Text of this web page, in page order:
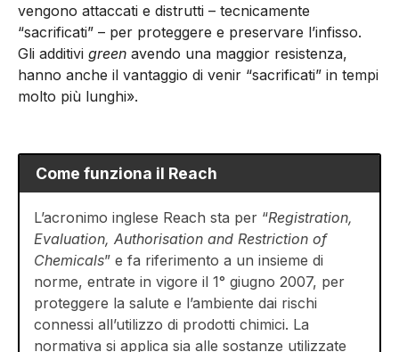
vengono attaccati e distrutti – tecnicamente
“sacrificati” – per proteggere e preservare l’infisso.
Gli additivi green avendo una maggior resistenza,
hanno anche il vantaggio di venir “sacrificati” in tempi
molto più lunghi».
Come funziona il Reach
L’acronimo inglese Reach sta per “Registration,
Evaluation, Authorisation and Restriction of
Chemicals” e fa riferimento a un insieme di
norme, entrate in vigore il 1° giugno 2007, per
proteggere la salute e l’ambiente dai rischi
connessi all’utilizzo di prodotti chimici. La
normativa si applica sia alle sostanze utilizzate